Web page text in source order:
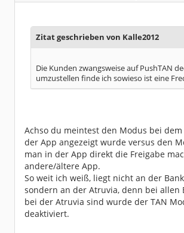
Dabei seit:
12 / 2004
Zitat geschrieben von Kalle2012
Die Kunden zwangsweise auf PushTAN
umzustellen finde ich sowieso ist eine
Achso du meintest den Modus bei dem
der App angezeigt wurde versus den
man in der App direkt die Freigabe
andere/ältere App.
So weit ich weiß, liegt nicht an der
sondern an der Atruvia, denn bei allen
bei der Atruvia sind wurde der TAN
deaktiviert.